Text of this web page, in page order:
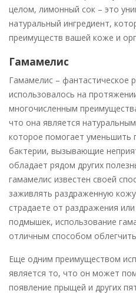
целом, лимонный сок – это
натуральный ингредиент,
преимуществ вашей коже и
Гамамелис
Гамамелис – фантастическое
использовалось на
многочисленным
что она является
которое помогает уменьшить
бактерии, вызывающие
обладает рядом других
гамамелис известен своей
заживлять раздраженную
страдаете от раздражения
подмышек, использование
отличным способом
Еще одним преимуществом
является то, что он может
появление прыщей и других